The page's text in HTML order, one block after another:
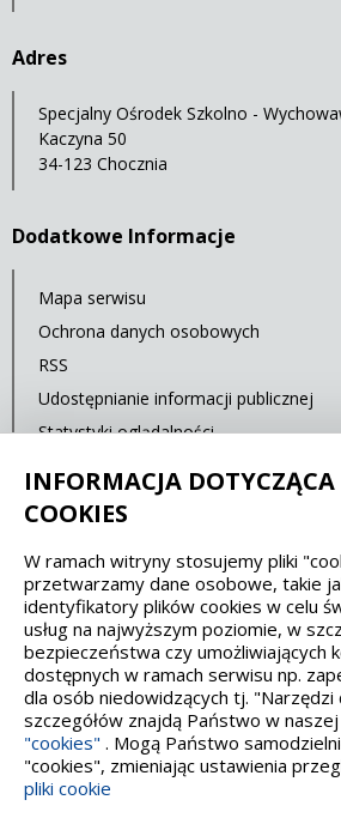
Adres
Specjalny Ośrodek Szkolno -
Kaczyna 50
34-123 Chocznia
Dodatkowe Informacje
Mapa serwisu
Ochrona danych osobowych
RSS
Udostępnianie informacji publicznej
Statystyki oglądalności
Spełniamy standardy
WCAG 2.1 SECTION 508
IS 5568
INFORMACJA
COOKIES
W ramach witryny stosujemy pliki
przetwarzamy dane osobowe, takie
identyfikatory plików cookies w celu
usług na najwyższym poziomie, w
bezpieczeństwa czy umożliwiających
dostępnych w ramach serwisu np.
dla osób niedowidzących tj. "Narzędzi
szczegółów znajdą Państwo w naszej
"cookies" . Mogą Państwo
"cookies", zmieniając ustawienia
pliki cookie